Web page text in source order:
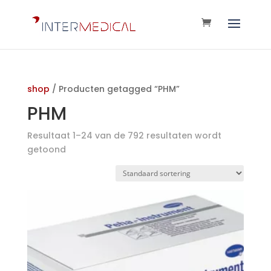
shop / Producten getagged “PHM”
PHM
Resultaat 1–24 van de 792 resultaten wordt
getoond